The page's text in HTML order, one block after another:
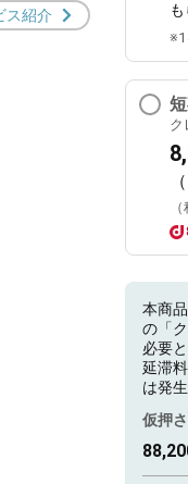
ス紹介
※1
ク
本商
の「
必要
延滞
は発
仮押